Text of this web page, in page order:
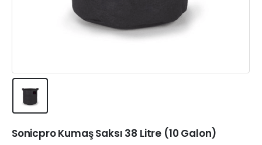
Sonicpro Kumaş Saksı 38 Litre (10 Galon)